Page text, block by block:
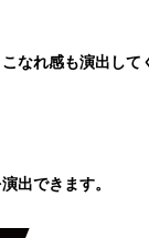
なれ感も演出して
出できます。